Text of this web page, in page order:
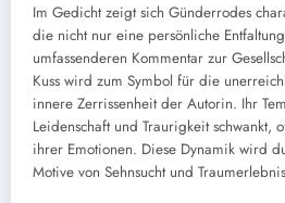
Im Gedicht zeigt sich Günderrodes
die nicht nur eine persönliche
umfassenderen Kommentar zur
Kuss wird zum Symbol für die
innere Zerrissenheit der Autorin. Ihr
Leidenschaft und Traurigkeit schwankt,
ihrer Emotionen. Diese Dynamik wird
Motive von Sehnsucht und